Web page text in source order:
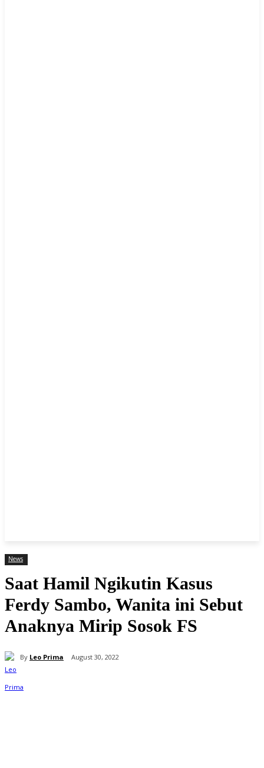
News
Saat Hamil Ngikutin Kasus
Ferdy Sambo, Wanita ini Sebut
Anaknya Mirip Sosok FS
By Leo Prima August 30, 2022